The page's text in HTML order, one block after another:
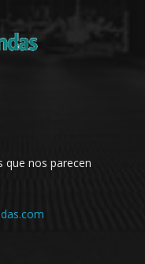
que nos parecen